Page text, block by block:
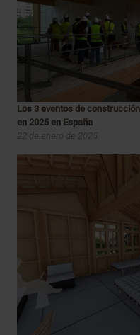
Los 3 eventos de
en 2025 en España
22 de enero de 2025